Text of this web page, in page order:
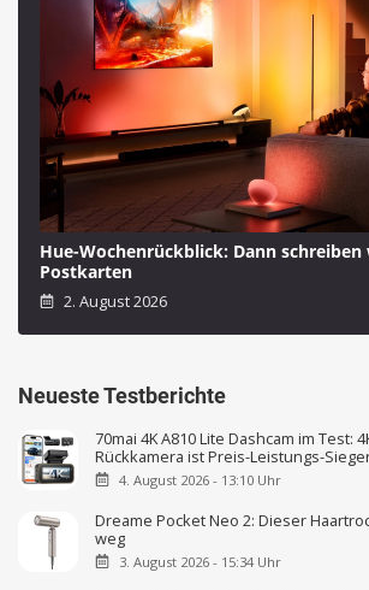
Hue-Wochenrückblick: Dann
Postkarten
2. August 2026
Neueste Testberichte
70mai 4K A810 Lite Dashcam im Test:
Rückkamera ist Preis-Leistungs-
4. August 2026 - 13:10 Uhr
Dreame Pocket Neo 2: Dieser
weg
3. August 2026 - 15:34 Uhr